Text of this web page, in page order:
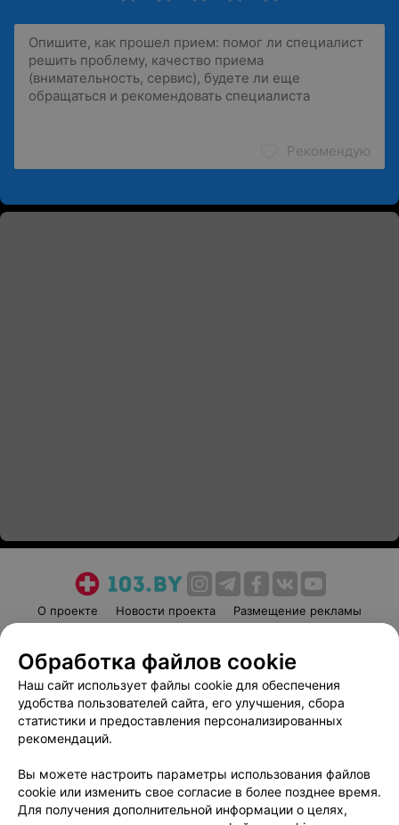
Рекомендую
О проекте Новости проекта
Размещение рекламы
Пользовательское соглашение
Способы оплаты
Вакансии
Партнеры
Написать руководителю 103.by
Обработка персональных данных
Обработка файлов cookie
Наш сайт использует файлы cookie для обеспечения
удобства пользователей сайта, его улучшения, сбора
статистики и предоставления персонализированных
рекомендаций.
Вы можете настроить параметры использования файлов
cookie или изменить свое согласие в более позднее время.
Для получения дополнительной информации о целях,